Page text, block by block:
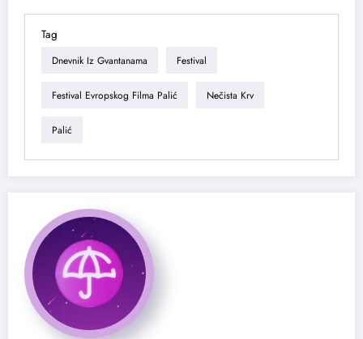
Tag
Dnevnik Iz Gvantanama Festival
Festival Evropskog Filma Palić Nečista Krv
Palić